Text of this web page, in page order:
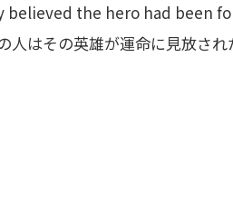
believed the hero had been
人はその英雄が運命に見放され